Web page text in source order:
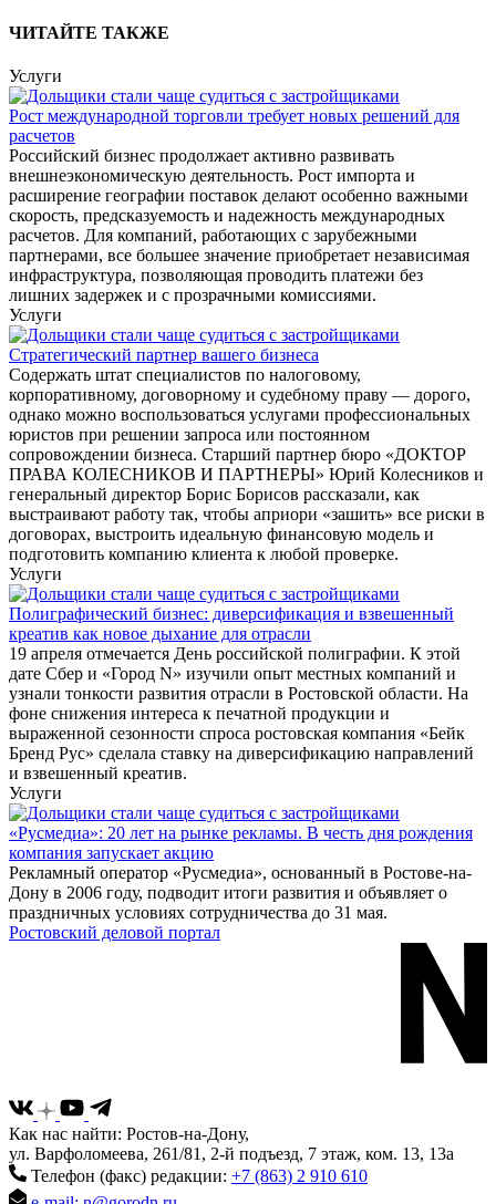
ЧИТАЙТЕ ТАКЖЕ
Услуги
Рост международной торговли требует новых решений для
расчетов
Российский бизнес продолжает активно развивать
внешнеэкономическую деятельность. Рост импорта и
расширение географии поставок делают особенно важными
скорость, предсказуемость и надежность международных
расчетов. Для компаний, работающих с зарубежными
партнерами, все большее значение приобретает независимая
инфраструктура, позволяющая проводить платежи без
лишних задержек и с прозрачными комиссиями.
Услуги
Стратегический партнер вашего бизнеса
Содержать штат специалистов по налоговому,
корпоративному, договорному и судебному праву — дорого,
однако можно воспользоваться услугами профессиональных
юристов при решении запроса или постоянном
сопровождении бизнеса. Старший партнер бюро «ДОКТОР
ПРАВА КОЛЕСНИКОВ И ПАРТНЕРЫ» Юрий Колесников и
генеральный директор Борис Борисов рассказали, как
выстраивают работу так, чтобы априори «зашить» все риски в
договорах, выстроить идеальную финансовую модель и
подготовить компанию клиента к любой проверке.
Услуги
Полиграфический бизнес: диверсификация и взвешенный
креатив как новое дыхание для отрасли
19 апреля отмечается День российской полиграфии. К этой
дате Сбер и «Город N» изучили опыт местных компаний и
узнали тонкости развития отрасли в Ростовской области. На
фоне снижения интереса к печатной продукции и
выраженной сезонности спроса ростовская компания «Бейк
Бренд Рус» сделала ставку на диверсификацию направлений
и взвешенный креатив.
Услуги
«Русмедиа»: 20 лет на рынке рекламы. В честь дня рождения
компания запускает акцию
Рекламный оператор «Русмедиа», основанный в Ростове-на-
Дону в 2006 году, подводит итоги развития и объявляет о
праздничных условиях сотрудничества до 31 мая.
Ростовский деловой портал
Как нас найти: Ростов-на-Дону,
ул. Варфоломеева, 261/81, 2-й подъезд, 7 этаж, ком. 13, 13а
Телефон (факс) редакции: +7 (863) 2 910 610